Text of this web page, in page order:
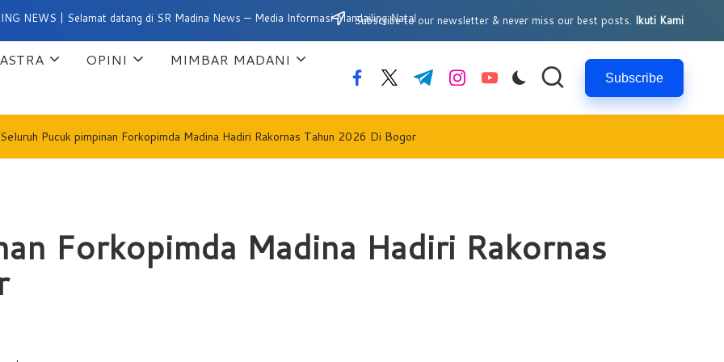
| Selamat datang di SR Madina News — Media Informasi Mandailing NatalSubscribe to our newsletter & never miss our best posts. Ikuti Kami
OPINI
MIMBAR MADANI
facebook.com
twitter.com
t.me instagram.com
youtube.com Subscribe
Seluruh Pucuk pimpinan Forkopimda Madina Hadiri Rakornas Tahun 2026 Di Bogor
Forkopimda Madina Hadiri Rakornas